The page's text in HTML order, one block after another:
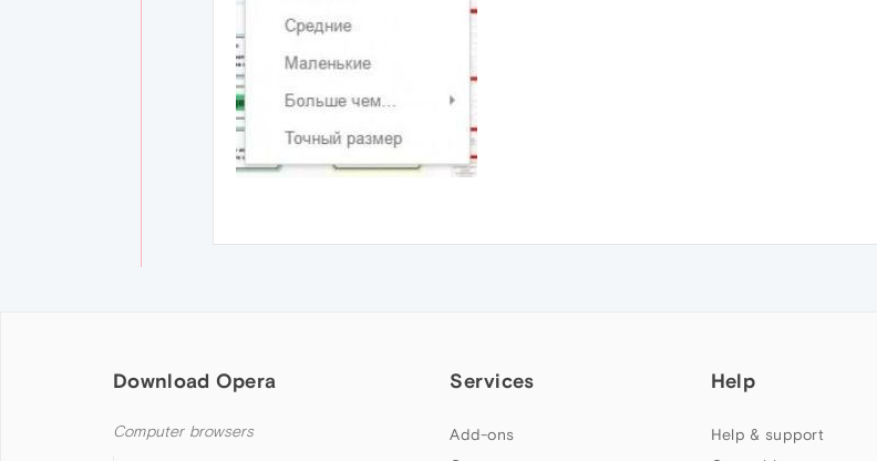
Download Opera
Computer browsers
Services
Add-ons
Help
Help & support